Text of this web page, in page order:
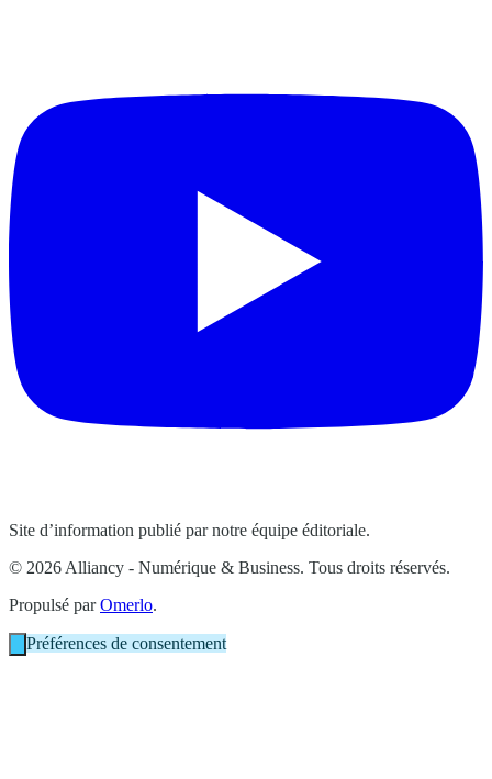
Site d’information publié par notre équipe éditoriale.
© 2026 Alliancy - Numérique & Business. Tous droits réservés.
Propulsé parOmerlo.
Préférences de consentement